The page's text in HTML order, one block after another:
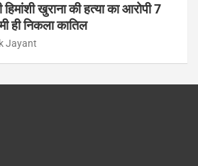
खुराना की हत्या का आरोपी 7
ही निकला कातिल
Jayant